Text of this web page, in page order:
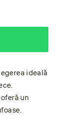
ideală
un